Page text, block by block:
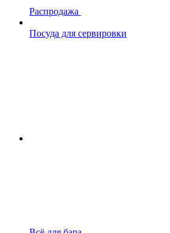
Распродажа
Посуда для сервировки